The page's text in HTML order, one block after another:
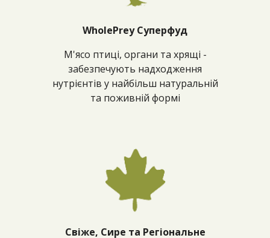
WholePrey Суперфуд
М'ясо птиці, органи та хрящі -
забезпечують надходження
нутрієнтів у найбільш натуральній
та поживній формі
Свіже, Сире та Регіональне